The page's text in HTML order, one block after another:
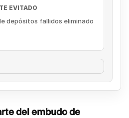
EVITADO
depósitos fallidos eliminado
del embudo de